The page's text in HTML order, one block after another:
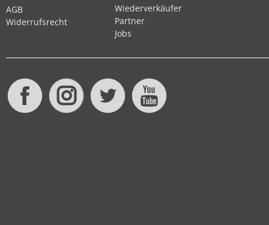
AGB
Widerrufsrecht
Wiederverkäufer
Partner
Jobs